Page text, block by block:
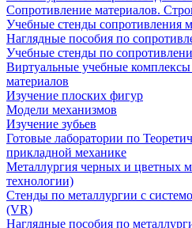
Сопротивление материалов.
Учебные стенды сопротивления
Наглядные пособия по
Учебные стенды по
Виртуальные учебные
материалов
Изучение плоских фигур
Модели механизмов
Изучение зубьев
Готовые лаборатории по
прикладной механике
Металлургия черных и цветных
технологии)
Cтенды по металлургии с
(VR)
Наглядные пособия по